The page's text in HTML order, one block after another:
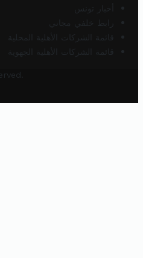
أخبار تونس
رابط خلفي مجاني
قائمة الشركات الأهلية المحلية
قائمة الشركات الأهلية الجهوية